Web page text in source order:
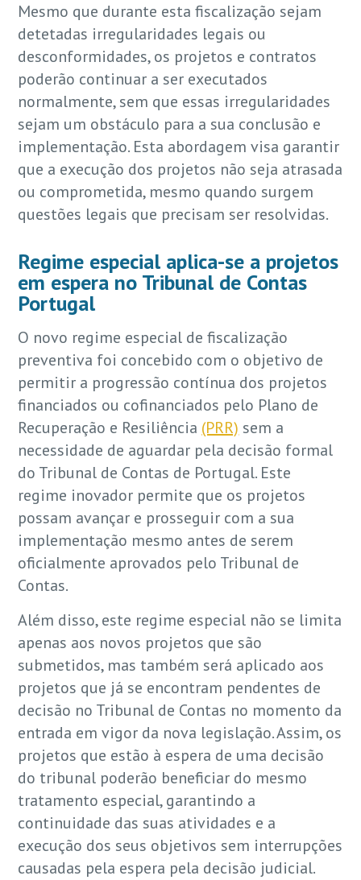
Mesmo que durante esta fiscalização sejam
detetadas irregularidades legais ou
desconformidades, os projetos e contratos
poderão continuar a ser executados
normalmente, sem que essas irregularidades
sejam um obstáculo para a sua conclusão e
implementação. Esta abordagem visa garantir
que a execução dos projetos não seja atrasada
ou comprometida, mesmo quando surgem
questões legais que precisam ser resolvidas.
Regime especial aplica-se a projetos
em espera no Tribunal de Contas
Portugal
O novo regime especial de fiscalização
preventiva foi concebido com o objetivo de
permitir a progressão contínua dos projetos
financiados ou cofinanciados pelo Plano de
Recuperação e Resiliência (PRR) sem a
necessidade de aguardar pela decisão formal
do Tribunal de Contas de Portugal. Este
regime inovador permite que os projetos
possam avançar e prosseguir com a sua
implementação mesmo antes de serem
oficialmente aprovados pelo Tribunal de
Contas.
Além disso, este regime especial não se limita
apenas aos novos projetos que são
submetidos, mas também será aplicado aos
projetos que já se encontram pendentes de
decisão no Tribunal de Contas no momento da
entrada em vigor da nova legislação. Assim, os
projetos que estão à espera de uma decisão
do tribunal poderão beneficiar do mesmo
tratamento especial, garantindo a
continuidade das suas atividades e a
execução dos seus objetivos sem interrupções
causadas pela espera pela decisão judicial.